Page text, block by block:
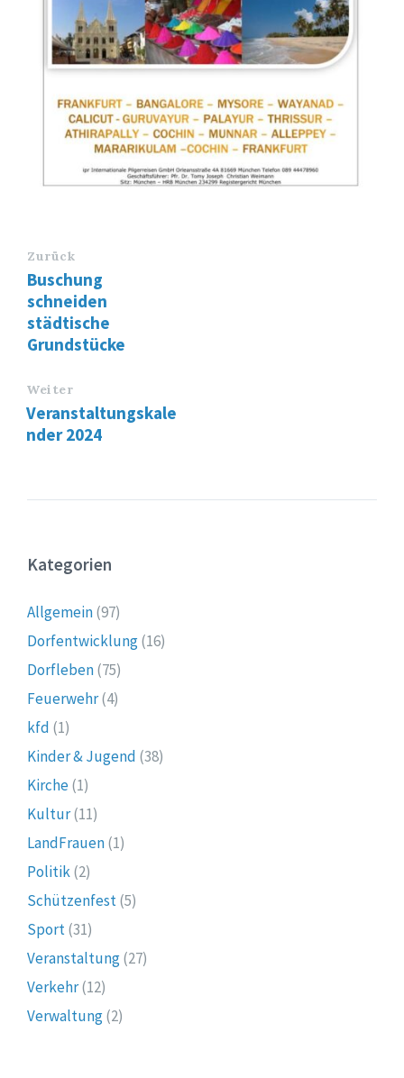
Zurück
Buschung
schneiden
städtische
Grundstücke
Weiter
Veranstaltungskale
nder 2024
Kategorien
Allgemein(97)
Dorfentwicklung(16)
Dorfleben(75)
Feuerwehr(4)
kfd (1)
Kinder & Jugend (38)
Kirche(1)
Kultur(11)
LandFrauen(1)
Politik(2)
Schützenfest(5)
Sport(31)
Veranstaltung(27)
Verkehr(12)
Verwaltung(2)